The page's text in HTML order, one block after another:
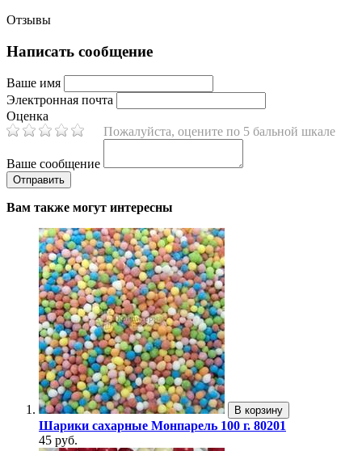
Отзывы
Написать сообщение
Ваше имя
Электронная почта
Оценка
Пожалуйста, оцените по 5 бальной шкале
Ваше сообщение
Вам также могут интересны
В корзину
Шарики сахарные Монпарель 100 г. 80201
45 руб.